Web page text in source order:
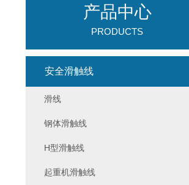
产品中心
PRODUCTS
安全滑触线
滑线
钢体滑触线
H型滑触线
起重机滑触线